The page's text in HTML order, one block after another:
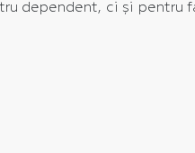
dependent, ci și